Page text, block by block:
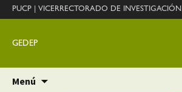
PUCP VICERRECTORADO DE INVESTIGACIÓN
GEDEP
Menú